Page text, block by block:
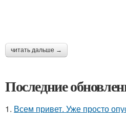
читать дальше →
Последние
1. Всем привет. Уже просто